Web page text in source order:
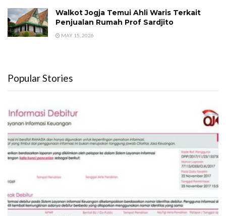
Walkot Jogja Temui Ahli Waris Terkait
Penjualan Rumah Prof Sardjito
MAY 15, 2026
Popular Stories